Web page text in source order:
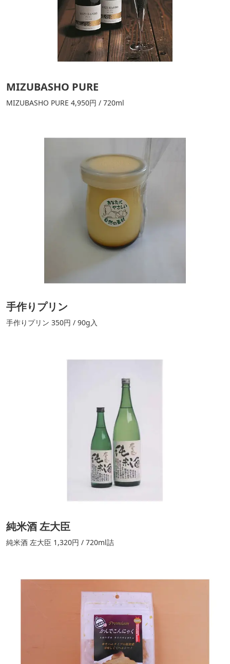
MIZUBASHO PURE
MIZUBASHO PURE 4,950円 / 720ml
手作りプリン
手作りプリン 350円 / 90g入
純米酒 左大臣
純米酒 左大臣 1,320円 / 720ml詰